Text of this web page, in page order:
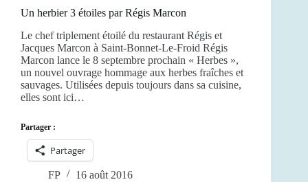
Un herbier 3 étoiles par Régis Marcon
Le chef triplement étoilé du restaurant Régis et
Jacques Marcon à Saint-Bonnet-Le-Froid Régis
Marcon lance le 8 septembre prochain « Herbes »,
un nouvel ouvrage hommage aux herbes fraîches et
sauvages. Utilisées depuis toujours dans sa cuisine,
elles sont ici…
Partager :
Partager
FP 16 août 2016